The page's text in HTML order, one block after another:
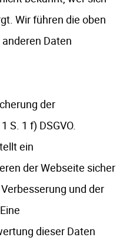
Wir führen die oben
Daten
der
S. 1 f) DSGVO.
ein
der Webseite sicher
und der
dieser Daten